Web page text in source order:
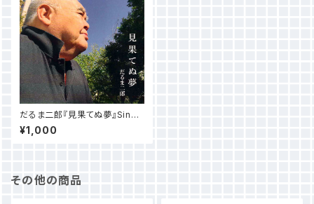
だるま二郎『見果てぬ夢』Singl
eCD
¥1,000
その他の商品